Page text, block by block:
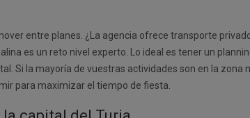
entre planes. ¿La agencia ofrece transporte
es un reto nivel experto. Lo ideal es tener un
Si la mayoría de vuestras actividades son en la
para maximizar el tiempo de fiesta.